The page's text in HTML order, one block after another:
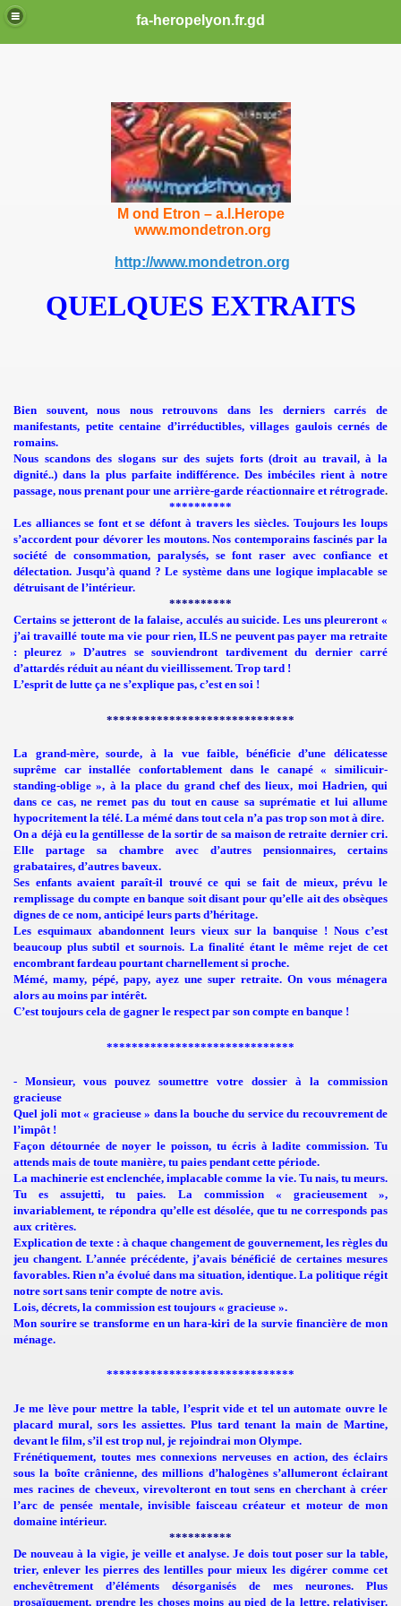
fa-heropelyon.fr.gd
M ond Etron – a.l.Herope
www.mondetron.org
http://www.mondetron.org
QUELQUES EXTRAITS
Bien souvent, nous nous retrouvons dans les derniers carrés de
manifestants, petite centaine d’irréductibles, villages gaulois cernés de
romains.
Nous scandons des slogans sur des sujets forts (droit au travail, à la
dignité..) dans la plus parfaite indifférence. Des imbéciles rient à notre
passage, nous prenant pour une arrière-garde réactionnaire et rétrograde.
**********
Les alliances se font et se défont à travers les siècles. Toujours les loups
s’accordent pour dévorer les moutons. Nos contemporains fascinés par la
société de consommation, paralysés, se font raser avec confiance et
délectation. Jusqu’à quand ? Le système dans une logique implacable se
détruisant de l’intérieur.
**********
Certains se jetteront de la falaise, acculés au suicide. Les uns pleureront «
j’ai travaillé toute ma vie pour rien, ILS ne peuvent pas payer ma retraite
: pleurez » D’autres se souviendront tardivement du dernier carré
d’attardés réduit au néant du vieillissement. Trop tard !
L’esprit de lutte ça ne s’explique pas, c’est en soi !
******************************
La grand-mère, sourde, à la vue faible, bénéficie d’une délicatesse
suprême car installée confortablement dans le canapé « similicuir-
standing-oblige », à la place du grand chef des lieux, moi Hadrien, qui
dans ce cas, ne remet pas du tout en cause sa suprématie et lui allume
hypocritement la télé. La mémé dans tout cela n’a pas trop son mot à dire.
On a déjà eu la gentillesse de la sortir de sa maison de retraite dernier cri.
Elle partage sa chambre avec d’autres pensionnaires, certains
grabataires, d’autres baveux.
Ses enfants avaient paraît-il trouvé ce qui se fait de mieux, prévu le
remplissage du compte en banque soit disant pour qu’elle ait des obsèques
dignes de ce nom, anticipé leurs parts d’héritage.
Les esquimaux abandonnent leurs vieux sur la banquise ! Nous c’est
beaucoup plus subtil et sournois. La finalité étant le même rejet de cet
encombrant fardeau pourtant charnellement si proche.
Mémé, mamy, pépé, papy, ayez une super retraite. On vous ménagera
alors au moins par intérêt.
C’est toujours cela de gagner le respect par son compte en banque !
******************************
- Monsieur, vous pouvez soumettre votre dossier à la commission
gracieuse
Quel joli mot « gracieuse » dans la bouche du service du recouvrement de
l’impôt !
Façon détournée de noyer le poisson, tu écris à ladite commission. Tu
attends mais de toute manière, tu paies pendant cette période.
La machinerie est enclenchée, implacable comme la vie. Tu nais, tu meurs.
Tu es assujetti, tu paies. La commission « gracieusement »,
invariablement, te répondra qu’elle est désolée, que tu ne corresponds pas
aux critères.
Explication de texte : à chaque changement de gouvernement, les règles du
jeu changent. L’année précédente, j’avais bénéficié de certaines mesures
favorables. Rien n’a évolué dans ma situation, identique. La politique régit
notre sort sans tenir compte de notre avis.
Lois, décrets, la commission est toujours « gracieuse ».
Mon sourire se transforme en un hara-kiri de la survie financière de mon
ménage.
******************************
Je me lève pour mettre la table, l’esprit vide et tel un automate ouvre le
placard mural, sors les assiettes. Plus tard tenant la main de Martine,
devant le film, s’il est trop nul, je rejoindrai mon Olympe.
Frénétiquement, toutes mes connexions nerveuses en action, des éclairs
sous la boîte crânienne, des millions d’halogènes s’allumeront éclairant
mes racines de cheveux, virevolteront en tout sens en cherchant à créer
l’arc de pensée mentale, invisible faisceau créateur et moteur de mon
domaine intérieur.
**********
De nouveau à la vigie, je veille et analyse. Je dois tout poser sur la table,
trier, enlever les pierres des lentilles pour mieux les digérer comme cet
enchevêtrement d’éléments désorganisés de mes neurones. Plus
prosaïquement, prendre les choses moins au pied de la lettre, relativiser.
MONTREAL 2013
ETRANGERS ET DU DROIT D'ASILE
2011
HUMAINS 2012
PLANETE